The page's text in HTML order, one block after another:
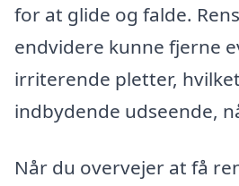
for at glide og falde.
endvidere kunne fjerne
irriterende pletter,
indbydende udseende,
Når du overvejer at få